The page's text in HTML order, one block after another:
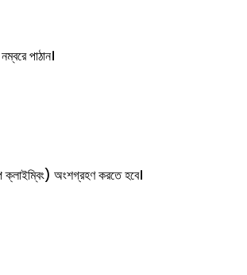
পাঠান।
অংশগ্রহণ করতে হবে।